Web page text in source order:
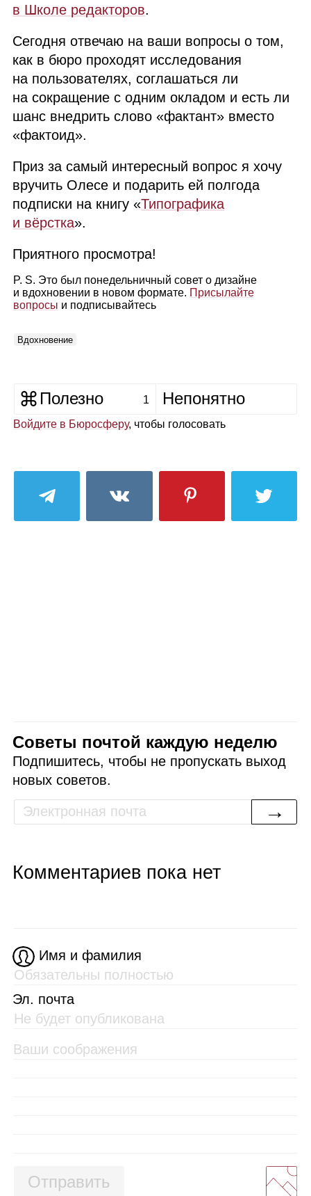
в Школе редакторов.
Сегодня отвечаю на ваши вопросы о том,
как в бюро проходят исследования
на пользователях, соглашаться ли
на сокращение с одним окладом и есть ли
шанс внедрить слово «фактант» вместо
«фактоид».
Приз за самый интересный вопрос я хочу
вручить Олесе и подарить ей полгода
подписки на книгу «Типографика
и вёрстка».
Приятного просмотра!
P. S. Это был понедельничный совет о дизайне
и вдохновении в новом формате. Присылайте
вопросы и подписывайтесь
Вдохновение
Полезно 1 Непонятно
Войдите в Бюросферу, чтобы голосовать
Советы почтой каждую неделю
Подпишитесь, чтобы не пропускать выход
новых советов.
→
Комментариев пока нет
Имя и фамилия
Эл. почта
Отправить